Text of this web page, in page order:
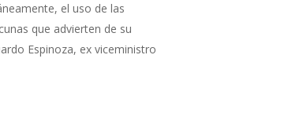
el uso de las
que advierten de su
Espinoza, ex viceministro